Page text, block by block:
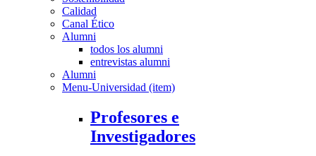
Calidad
Canal Ético
Alumni
todos los alumni
entrevistas alumni
Alumni
Menu-Universidad (item)
Profesores e
Investigadores